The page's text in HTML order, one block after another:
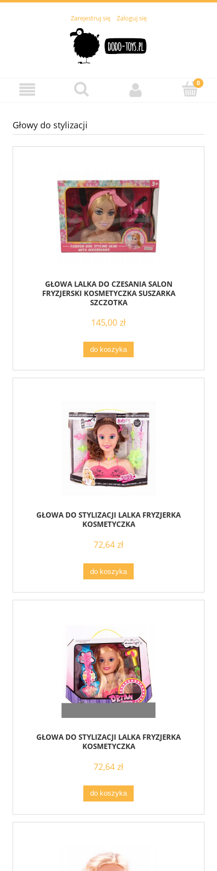
Zarejestruj się Zaloguj się
Głowy do stylizacji
GŁOWA LALKA DO CZESANIA SALON
FRYZJERSKI KOSMETYCZKA SUSZARKA
SZCZOTKA
145,00 zł
do koszyka
GŁOWA DO STYLIZACJI LALKA FRYZJERKA
KOSMETYCZKA
72,64 zł
do koszyka
GŁOWA DO STYLIZACJI LALKA FRYZJERKA
KOSMETYCZKA
72,64 zł
do koszyka